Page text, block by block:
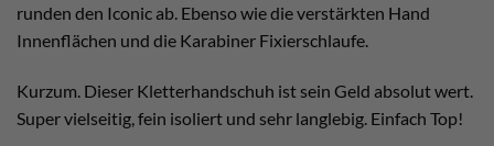
runden den Iconic ab. Ebenso wie die verstärkten Hand
Innenflächen und die Karabiner Fixierschlaufe.
Kurzum. Dieser Kletterhandschuh ist sein Geld absolut wert.
Super vielseitig, fein isoliert und sehr langlebig. Einfach Top!